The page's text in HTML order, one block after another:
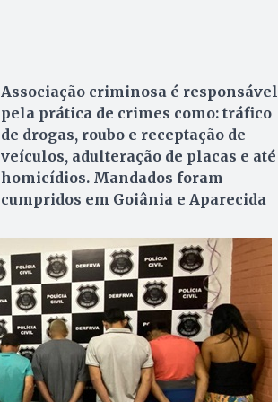
Associação criminosa é responsável
pela prática de crimes como: tráfico
de drogas, roubo e receptação de
veículos, adulteração de placas e até
homicídios. Mandados foram
cumpridos em Goiânia e Aparecida